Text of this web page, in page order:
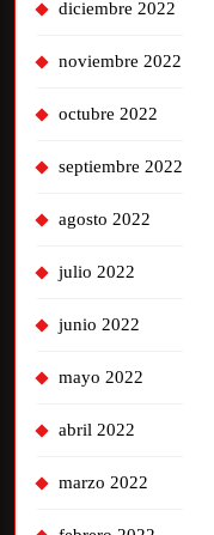
diciembre 2022
noviembre 2022
octubre 2022
septiembre 2022
agosto 2022
julio 2022
junio 2022
mayo 2022
abril 2022
marzo 2022